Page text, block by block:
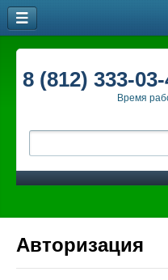
8 (812) 333-
Время
Авторизация